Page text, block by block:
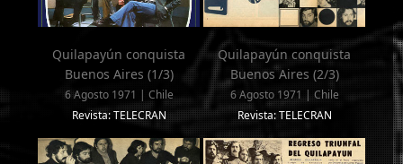
Quilapayún conquista
Buenos Aires (1/3)
6 Agosto 1971 | Chile
Revista: TELECRAN
Quilapayún conquista
Buenos Aires (2/3)
6 Agosto 1971 | Chile
Revista: TELECRAN